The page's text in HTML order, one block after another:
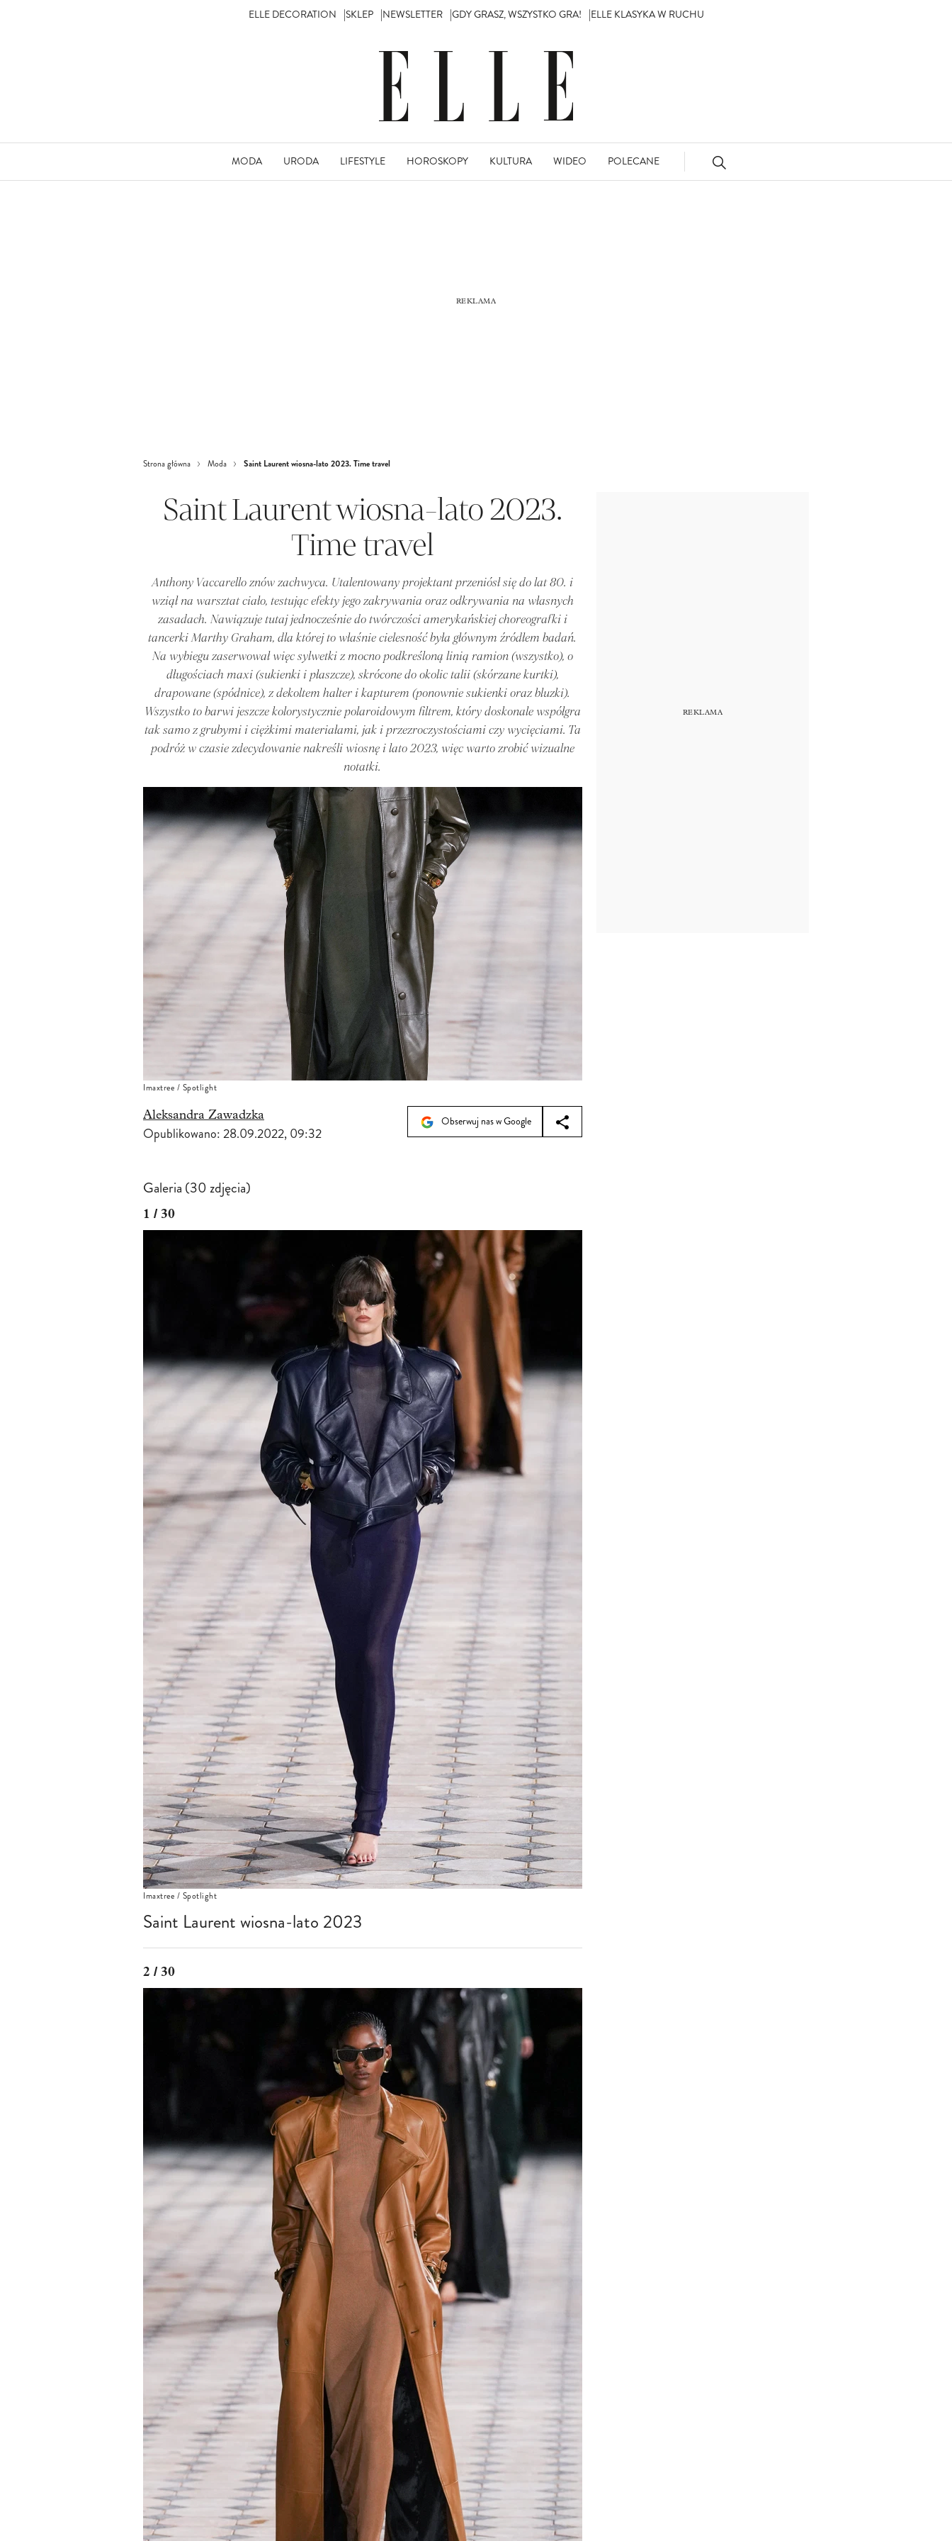
ELLE DECORATION SKLEP NEWSLETTER GDY GRASZ, WSZYSTKO GRA! ELLE KLASYKA W RUCHU
MODA URODA LIFESTYLE HOROSKOPY KULTURA WIDEO POLECANE
Strona główna Moda Saint Laurent wiosna-lato 2023. Time travel
Saint Laurent wiosna-lato 2023.
Time travel
Anthony Vaccarello znów zachwyca. Utalentowany projektant przeniósł się do lat 80. i
wziął na warsztat ciało, testując efekty jego zakrywania oraz odkrywania na własnych
zasadach. Nawiązuje tutaj jednocześnie do twórczości amerykańskiej choreografki i
tancerki Marthy Graham, dla której to właśnie cielesność była głównym źródłem badań.
Na wybiegu zaserwował więc sylwetki z mocno podkreśloną linią ramion (wszystko), o
długościach maxi (sukienki i płaszcze), skrócone do okolic talii (skórzane kurtki),
drapowane (spódnice), z dekoltem halter i kapturem (ponownie sukienki oraz bluzki).
Wszystko to barwi jeszcze kolorystycznie polaroidowym filtrem, który doskonale współgra
tak samo z grubymi i ciężkimi materiałami, jak i przezroczystościami czy wycięciami. Ta
podróż w czasie zdecydowanie nakreśli wiosnę i lato 2023, więc warto zrobić wizualne
notatki.
Imaxtree / Spotlight
Aleksandra Zawadzka
Opublikowano:28.09.2022, 09:32
Obserwuj nas w Google
Galeria (30 zdjęcia)
1 / 30
Imaxtree / Spotlight
Saint Laurent wiosna-lato 2023
2 / 30